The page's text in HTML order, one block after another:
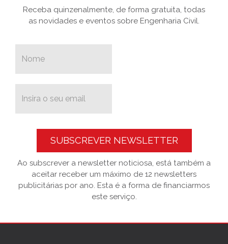
Receba quinzenalmente, de forma gratuita, todas
as novidades e eventos sobre Engenharia Civil.
SUBSCREVER NEWSLETTER
Ao subscrever a newsletter noticiosa, está também a
aceitar receber um máximo de 12 newsletters
publicitárias por ano. Esta é a forma de financiarmos
este serviço.